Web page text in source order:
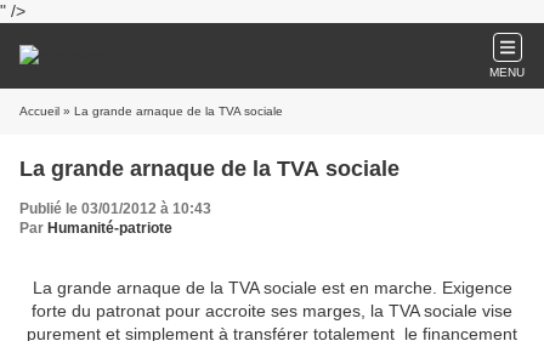
" />
MENU
Accueil » La grande arnaque de la TVA sociale
La grande arnaque de la TVA sociale
Publié le 03/01/2012 à 10:43
Par Humanité-patriote
La grande arnaque de la TVA sociale est en marche. Exigence
forte du patronat pour accroite ses marges, la TVA sociale vise
purement et simplement à transférer totalement le financement